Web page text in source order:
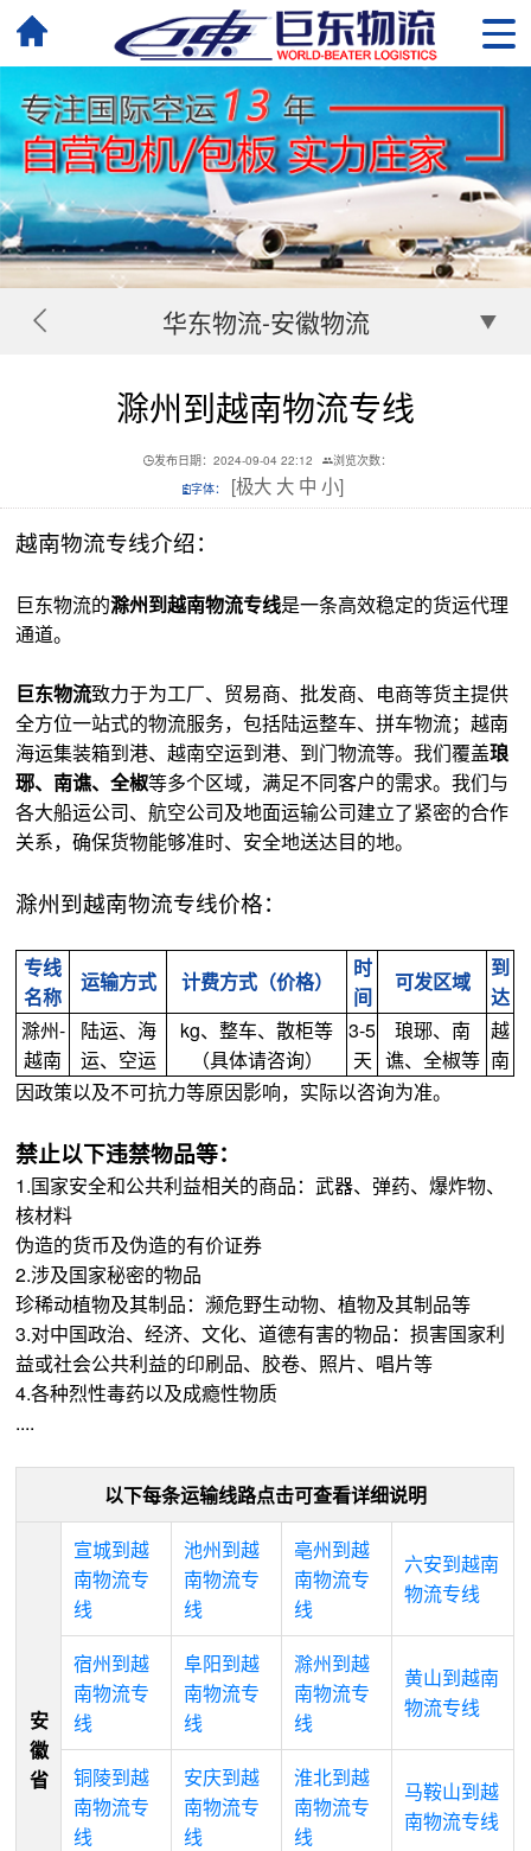
华东物流-安徽物流
滁州到越南物流专线
发布日期：2024-09-04 22:12
浏览次数：
字体：
[极大 大 中 小]
越南物流专线介绍：
巨东物流的滁州到越南物流专线是一条高效稳定的货运代理
通道。
巨东物流致力于为工厂、贸易商、批发商、电商等货主提供
全方位一站式的物流服务，包括陆运整车、拼车物流；越南
海运集装箱到港、越南空运到港、到门物流等。我们覆盖琅
琊、南谯、全椒等多个区域，满足不同客户的需求。我们与
各大船运公司、航空公司及地面运输公司建立了紧密的合作
关系，确保货物能够准时、安全地送达目的地。
滁州到越南物流专线价格：
专线
名称
运输方式 计费方式（价格）
时
间
可发区域
到
达
滁州-
越南
陆运、海
运、空运
kg、整车、散柜等
（具体请咨询）
3-5
天
琅琊、南
谯、全椒等
越
南
因政策以及不可抗力等原因影响，实际以咨询为准。
禁止以下违禁物品等：
1.国家安全和公共利益相关的商品：武器、弹药、爆炸物、
核材料
伪造的货币及伪造的有价证券
2.涉及国家秘密的物品
珍稀动植物及其制品：濒危野生动物、植物及其制品等
3.对中国政治、经济、文化、道德有害的物品：损害国家利
益或社会公共利益的印刷品、胶卷、照片、唱片等
4.各种烈性毒药以及成瘾性物质
....
以下每条运输线路点击可查看详细说明
安
徽
省
宣城到越
南物流专
线
池州到越
南物流专
线
亳州到越
南物流专
线
六安到越南
物流专线
宿州到越
南物流专
线
阜阳到越
南物流专
线
滁州到越
南物流专
线
黄山到越南
物流专线
铜陵到越
南物流专
线
安庆到越
南物流专
线
淮北到越
南物流专
线
马鞍山到越
南物流专线